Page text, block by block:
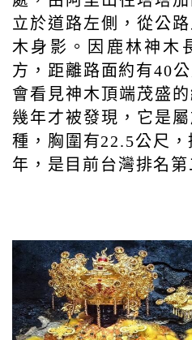
立於道路左側，從公
木身影。因鹿林神木
方，距離路面約有40
會看見神木頂端茂盛
幾年才被發現，它是
種，胸圍有22.5公尺
年，是目前台灣排名第